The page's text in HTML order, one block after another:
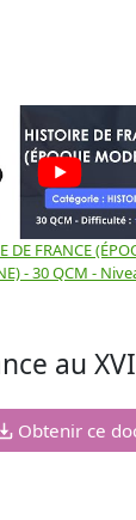
DE FRANCE
- 30 QCM -
au
Obtenir ce